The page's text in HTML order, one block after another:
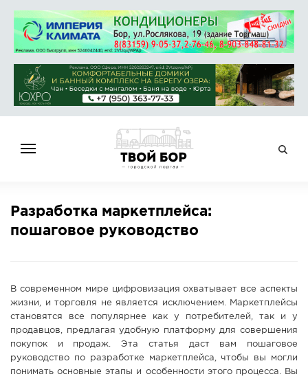
НОВОСТИ
СПРАВОЧНИК
АФИША
КАМЕРЫ
КОНКУРСЫ
Разработка маркетплейса:
пошаговое руководство
В современном мире цифровизация охватывает все аспекты
жизни, и торговля не является исключением. Маркетплейсы
становятся все популярнее как у потребителей, так и у
продавцов, предлагая удобную платформу для совершения
покупок и продаж. Эта статья даст вам пошаговое
руководство по разработке маркетплейса, чтобы вы могли
понимать основные этапы и особенности этого процесса. Вы